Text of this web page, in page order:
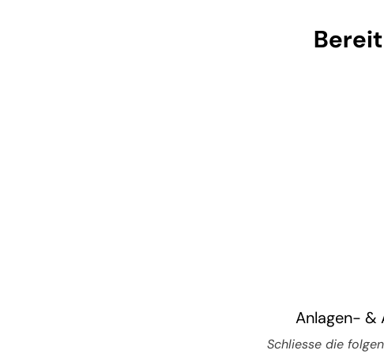
Anlagen- &
Schliesse die